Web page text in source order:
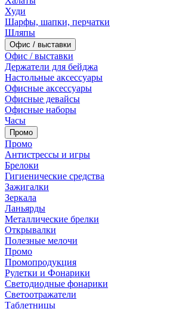
Худи
Шарфы, шапки, перчатки
Шляпы
Офис / выставки
Офис / выставки
Держатели для бейджа
Настольные аксессуары
Офисные аксессуары
Офисные девайсы
Офисные наборы
Часы
Промо
Промо
Антистрессы и игры
Брелоки
Гигиенические средства
Зажигалки
Зеркала
Ланьярды
Металлические брелки
Открывалки
Полезные мелочи
Промо
Промопродукция
Рулетки и Фонарики
Светодиодные фонарики
Светоотражатели
Таблетницы